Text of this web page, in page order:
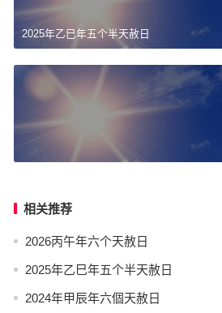
2025年乙巳年五个半天赦日
相关推荐
2026丙午年六个天赦日
2025年乙巳年五个半天赦日
2024年甲辰年六個天赦日